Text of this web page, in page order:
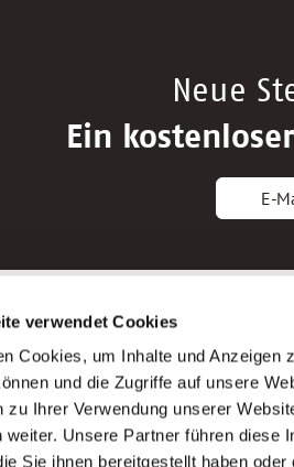
verwendet Cookies
Cookies, um Inhalte und
und die Zugriffe auf unsere
zu Ihrer Verwendung unserer
weiter. Unsere Partner führen diese
Sie ihnen bereitgestellt haben
Neue
Ein
E-
Bewerbungstipps
Bewerbung als Altenpfleger*in
Bewerbung als Krankenpfleger*in
Bewerbung als Altenpflegehelfer*in
Bewerbung als Erzieher*in